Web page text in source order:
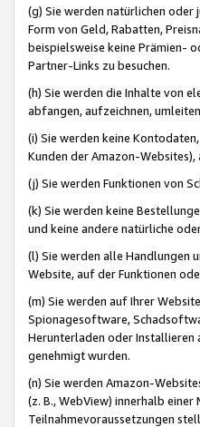
(g) Sie werden natürlichen oder
Form von Geld, Rabatten,
beispielsweise keine Prämien-
Partner-Links zu besuchen.
(h) Sie werden die Inhalte von
abfangen, aufzeichnen,
(i) Sie werden keine
Kunden der Amazon-
(j) Sie werden Funktionen von
(k) Sie werden keine
und keine andere natürliche
(l) Sie werden alle Handlungen
Website, auf der Funktionen
(m) Sie werden auf Ihrer
Spionagesoftware,
Herunterladen oder Installieren
genehmigt wurden.
(n) Sie werden Amazon-
(z. B., WebView) innerhalb
Teilnahmevoraussetzungen